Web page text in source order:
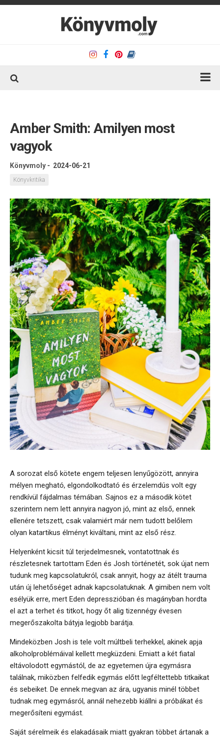
Könyvajánló
Kapcsolat
Olvasó sarok
Rólam
Amber Smith: Amilyen most
vagyok
Könyvmoly - 2024-06-21
Könyvkritika
A sorozat első kötete engem teljesen lenyűgözött, annyira
mélyen megható, elgondolkodtató és érzelemdús volt egy
rendkívül fájdalmas témában. Sajnos ez a második kötet
szerintem nem lett annyira nagyon jó, mint az első, ennek
ellenére tetszett, csak valamiért már nem tudott belőlem
olyan katartikus élményt kiváltani, mint az első rész.
Helyenként kicsit túl terjedelmesnek, vontatottnak és
részletesnek tartottam Eden és Josh történetét, sok újat nem
tudunk meg kapcsolatukról, csak annyit, hogy az átélt trauma
után új lehetőséget adnak kapcsolatuknak. A gimiben nem volt
esélyük erre, mert Eden depresszióban és magányban hordta
el azt a terhet és titkot, hogy őt alig tizennégy évesen
megerőszakolta bátyja legjobb barátja.
Mindeközben Josh is tele volt múltbeli terhekkel, akinek apja
alkoholproblémáival kellett megküzdeni. Emiatt a két fiatal
eltávolodott egymástól, de az egyetemen újra egymásra
találnak, miközben felfedik egymás előtt legféltettebb titkaikat
és sebeiket. De ennek megvan az ára, ugyanis minél többet
tudnak meg egymásról, annál nehezebb kiállni a próbákat és
megerősíteni egymást.
Saját sérelmeik és elakadásaik miatt gyakran többet ártanak a